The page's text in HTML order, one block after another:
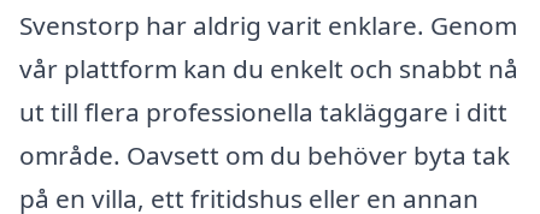
Svenstorp har aldrig varit enklare. Genom
vår plattform kan du enkelt och snabbt nå
ut till flera professionella takläggare i ditt
område. Oavsett om du behöver byta tak
på en villa, ett fritidshus eller en annan